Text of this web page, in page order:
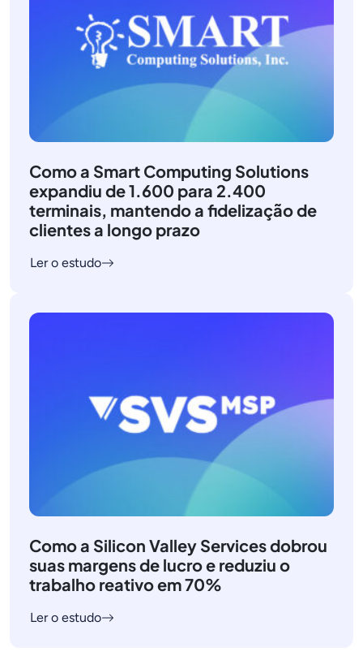
Como a Smart Computing Solutions
expandiu de 1.600 para 2.400
terminais, mantendo a fidelização de
clientes a longo prazo
Ler o estudo
Como a Silicon Valley Services dobrou
suas margens de lucro e reduziu o
trabalho reativo em 70%
Ler o estudo